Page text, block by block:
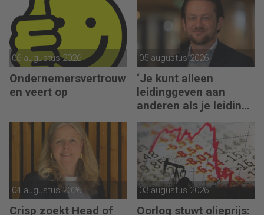
06 augustus 2026
Ondernemersvertrouw
en veert op
05 augustus 2026
‘Je kunt alleen
leidinggeven aan
anderen als je leiding
kunt geven aan jezelf’
04 augustus 2026
Crisp zoekt Head of
03 augustus 2026
Oorlog stuwt olieprijs: